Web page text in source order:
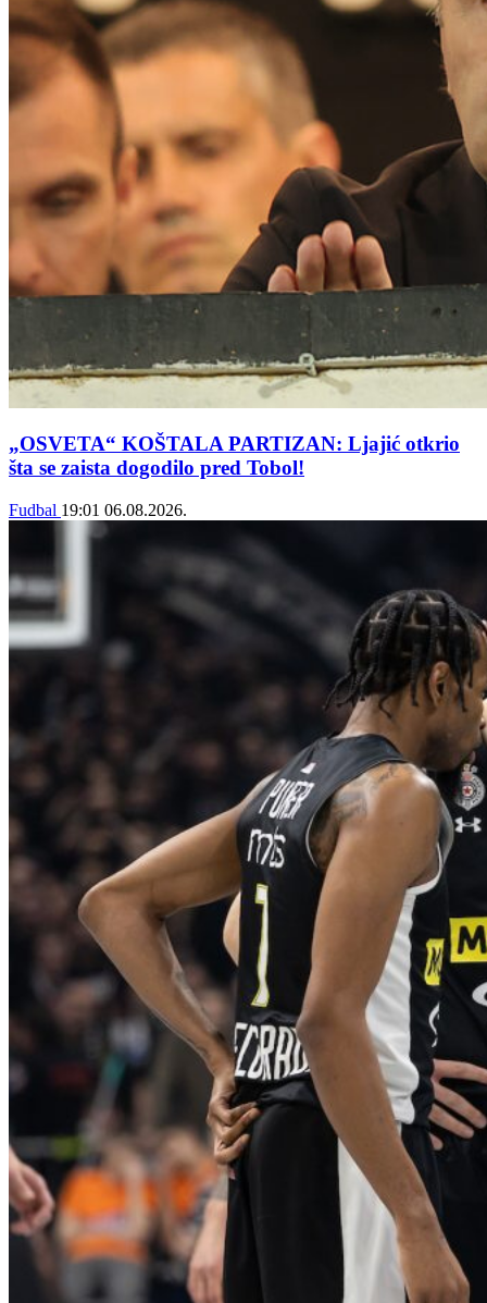
„OSVETA“ KOŠTALA PARTIZAN: Ljajić otkrio
šta se zaista dogodilo pred Tobol!
Fudbal 19:01 06.08.2026.